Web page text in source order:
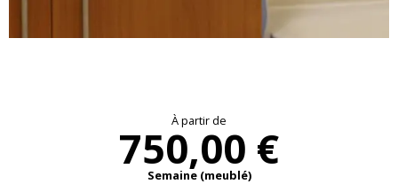
Ouverture et coordonnées
À partir de
750,00 €
Semaine (meublé)